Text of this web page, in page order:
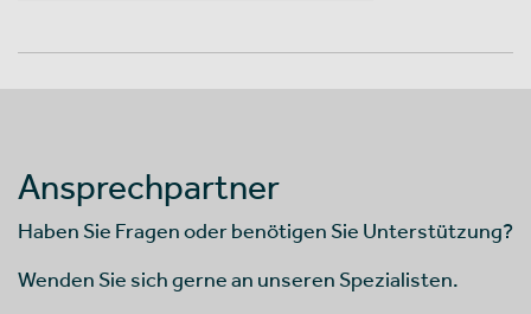
Ansprechpartner
Haben Sie Fragen oder benötigen Sie Unterstützung?
Wenden Sie sich gerne an unseren Spezialisten.